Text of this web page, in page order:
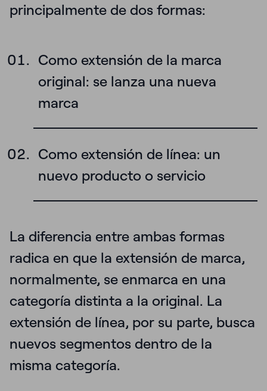
principalmente de dos formas:
Como extensión de la marca
original: se lanza una nueva
marca
Como extensión de línea: un
nuevo producto o servicio
La diferencia entre ambas formas
radica en que la extensión de marca,
normalmente, se enmarca en una
categoría distinta a la original. La
extensión de línea, por su parte, busca
nuevos segmentos dentro de la
misma categoría.